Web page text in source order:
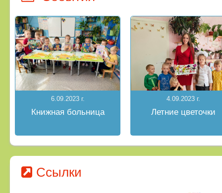
6.09.2023 г.
Книжная больница
4.09.2023 г.
Летние цветочки
Ссылки